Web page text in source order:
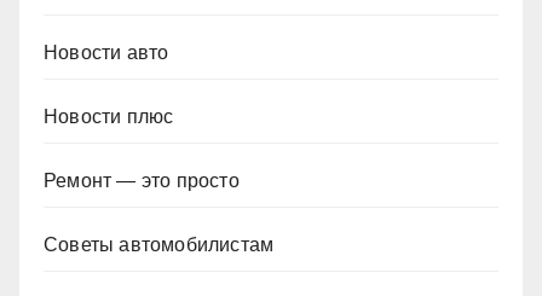
Новости авто
Новости плюс
Ремонт — это просто
Советы автомобилистам